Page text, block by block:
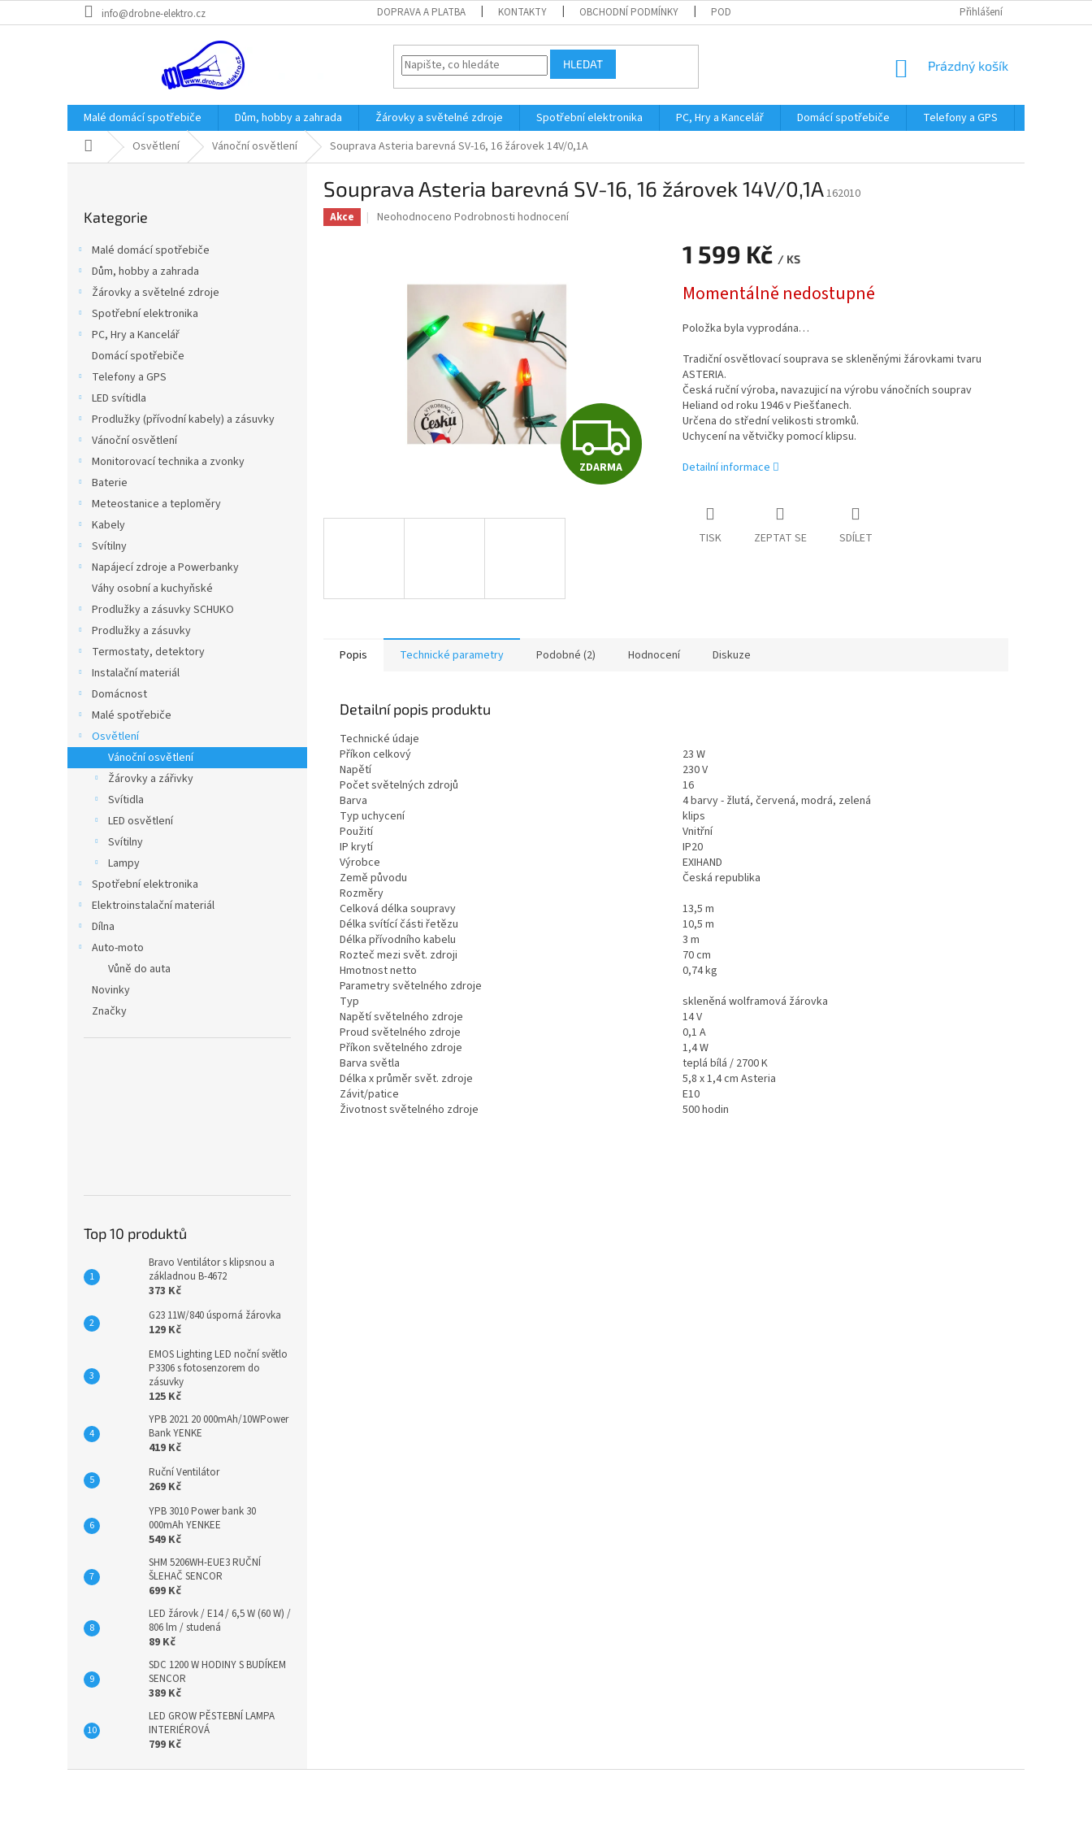
na
info@drobne-elektro.cz DOPRAVA A PLATBA KONTAKTY OBCHODNÍ PODMÍNKY PODMÍNKY OCHRANY OSOBNÍCH ÚDAJŮ Přihlášení
HLEDAT
NÁKUPNÍ
Prázdný košík
Malé domácí spotřebiče Dům, hobby a zahrada Žárovky a světelné zdroje Spotřební elektronika PC, Hry a Kancelář Domácí spotřebiče Telefony a GPS
Domů Osvětlení Vánoční osvětlení Souprava Asteria barevná SV-16, 16 žárovek 14V/0,1A
kategorie
Kategorie
Malé domácí spotřebiče
Dům, hobby a zahrada
Žárovky a světelné zdroje
Spotřební elektronika
PC, Hry a Kancelář
Domácí spotřebiče
Telefony a GPS
LED svítidla
Prodlužky (přívodní kabely) a zásuvky
Vánoční osvětlení
Monitorovací technika a zvonky
Baterie
Meteostanice a teploměry
Kabely
Svítilny
Napájecí zdroje a Powerbanky
Váhy osobní a kuchyňské
Prodlužky a zásuvky SCHUKO
Prodlužky a zásuvky
Termostaty, detektory
Instalační materiál
Domácnost
Malé spotřebiče
Osvětlení
Vánoční osvětlení
Žárovky a zářivky
Svítidla
LED osvětlení
Svítilny
Lampy
Spotřební elektronika
Elektroinstalační materiál
Dílna
Auto-moto
Vůně do auta
Novinky
Značky
Top 10 produktů
Bravo Ventilátor s klipsnou a
základnou B-4672
373 Kč
G23 11W/840 úsporná žárovka
129 Kč
EMOS Lighting LED noční světlo
P3306 s fotosenzorem do
zásuvky
125 Kč
YPB 2021 20 000mAh/10WPower
Bank YENKE
419 Kč
Ruční Ventilátor
269 Kč
YPB 3010 Power bank 30
000mAh YENKEE
549 Kč
SHM 5206WH-EUE3 RUČNÍ
ŠLEHAČ SENCOR
699 Kč
LED žárovk / E14 / 6,5 W (60 W) /
806 lm / studená
89 Kč
SDC 1200 W HODINY S BUDÍKEM
SENCOR
389 Kč
LED GROW PĚSTEBNÍ LAMPA
INTERIÉROVÁ
799 Kč
Souprava Asteria barevná SV-16, 16 žárovek 14V/0,1A162010
Akce
Průměrné
hvězdiček.
Neohodnoceno Podrobnosti hodnocení
Z
D
M
ZDARMA
1 599 Kč / KS
cena:
Momentálně nedostupné
Položka byla vyprodána…
Tradiční osvětlovací souprava se skleněnými žárovkami tvaru
ASTERIA.
Česká ruční výroba, navazujicí na výrobu vánočních souprav
Heliand od roku 1946 v Piešťanech.
Určena do střední velikosti stromků.
Uchycení na větvičky pomocí klipsu.
Detailní informace
TISK ZEPTAT SE SDÍLET
Popis Technické parametry Podobné (2) Hodnocení Diskuze
Detailní popis produktu
Technické údaje
Příkon celkový
23 W
Napětí
230 V
Počet světelných zdrojů
16
Barva
4 barvy - žlutá, červená, modrá, zelená
Typ uchycení
klips
Použití
Vnitřní
IP krytí
IP20
Výrobce
EXIHAND
Země původu
Česká republika
Rozměry
Celková délka soupravy
13,5 m
Délka svítící části řetězu
10,5 m
Délka přívodního kabelu
3 m
Rozteč mezi svět. zdroji
70 cm
Hmotnost netto
0,74 kg
Parametry světelného zdroje
Typ
skleněná wolframová žárovka
Napětí světelného zdroje
14 V
Proud světelného zdroje
0,1 A
Příkon světelného zdroje
1,4 W
Barva světla
teplá bílá / 2700 K
Délka x průměr svět. zdroje
5,8 x 1,4 cm Asteria
Závit/patice
E10
Životnost světelného zdroje
500 hodin